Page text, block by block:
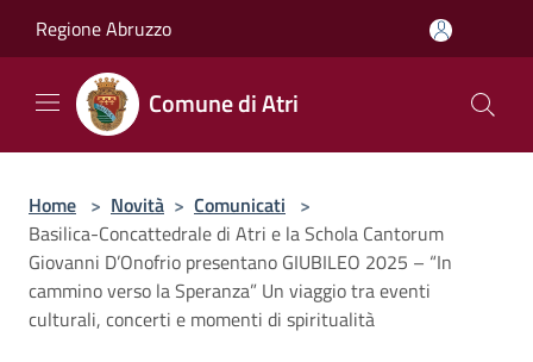
Regione Abruzzo
Comune di Atri
Home > Novità > Comunicati >
Basilica-Concattedrale di Atri e la Schola Cantorum
Giovanni D’Onofrio presentano GIUBILEO 2025 – “In
cammino verso la Speranza” Un viaggio tra eventi
culturali, concerti e momenti di spiritualità